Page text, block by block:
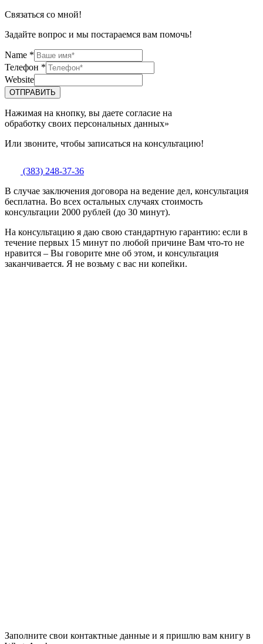
Связаться со мной!
Задайте вопрос и мы постараемся вам помочь!
Name *
Телефон *
Website
ОТПРАВИТЬ
Нажимая на кнопку, вы даете согласие на
обработку своих персональных данных»
Или звоните, чтобы записаться на консультацию!
(383) 248-37-36
В случае заключения договора на ведение дел, консультация
бесплатна. Во всех остальных случаях стоимость
консультации 2000 рублей (до 30 минут).
На консультацию я даю свою стандартную гарантию: если в
течение первых 15 минут по любой причине Вам что-то не
нравится – Вы говорите мне об этом, и консультация
заканчивается. Я не возьму с вас ни копейки.
Заполните свои контактные данные и я пришлю вам книгу в